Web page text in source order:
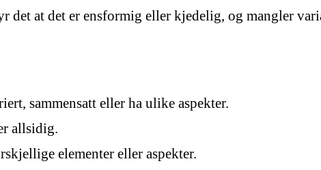
det at det er ensformig eller kjedelig, og mangler
sammensatt eller ha ulike aspekter.
allsidig.
elementer eller aspekter.